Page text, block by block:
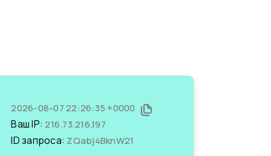
2026-08-07 22:26:35 +0000
Ваш IP:216.73.216.197
ID запроса: ZQabj4BknW21